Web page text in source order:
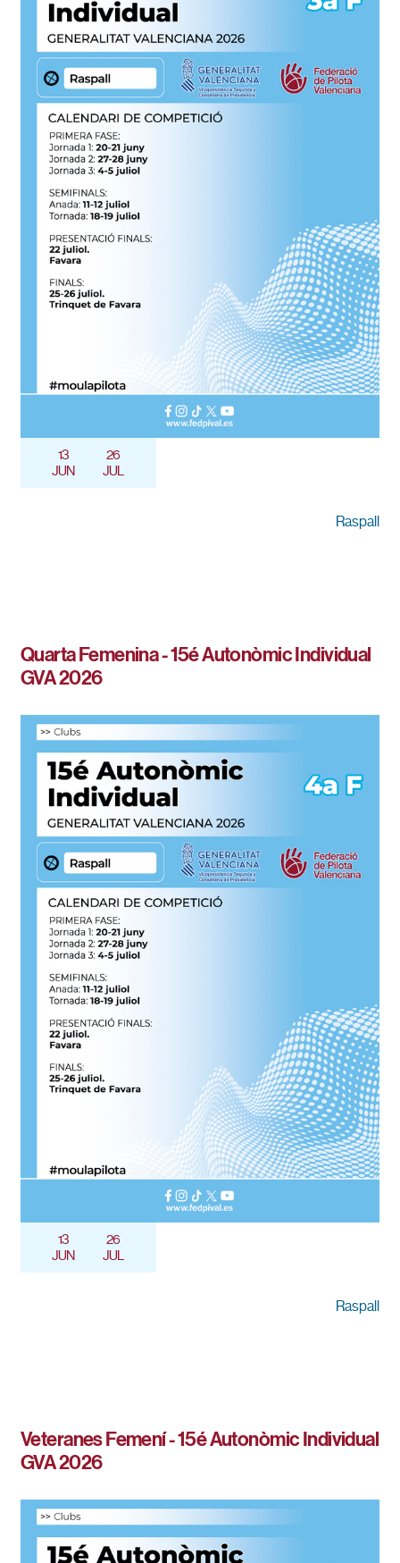
13
JUN
26
JUL
Raspall
Quarta Femenina - 15é Autonòmic Individual
GVA 2026
13
JUN
26
JUL
Raspall
Veteranes Femení - 15é Autonòmic Individual
GVA 2026